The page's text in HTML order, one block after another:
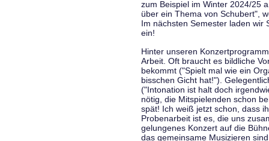
zum Beispiel im Winter 2024/25
über ein Thema von Schubert",
Im nächsten Semester laden wir
ein!
Hinter unseren
Arbeit. Oft braucht es bildliche
bekommt ("Spielt mal wie ein
bisschen Gicht hat!").
("Intonation ist halt doch
nötig, die Mitspielenden schon
spät! Ich weiß jetzt schon, dass
Probenarbeit ist es, die uns
gelungenes Konzert auf die
das gemeinsame Musizieren